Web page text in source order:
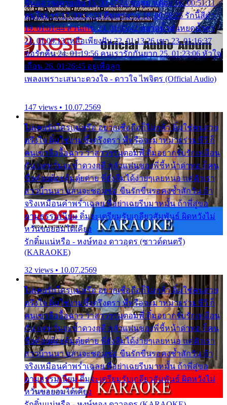
ฉันแล้วจงตายเสีย 15. 00:47:24 ขอสูมาเต๊อะ 16. 00:51:11
คนใจมาร 17. 00:54:50 คืนทรมาน 18. 00:58:25 รักนี้สีดำ
19. 01:01:44 ส่วนเกิน 20. 01:05:42 หยาดน้ำฝนหยดน้ำตา
21. 01:09:13 เหลือเพียงฝัน 22. 01:13:26 เขา 23. 01:16:37
ขอรักคืน 24. 01:19:56 คนเรารักกันยาก 25. 01:23:06 หัวใจ
เถื่อน 26. 01:26:45 อยู่เพื่อลูก
เพลงเพราะเสนาะดวงใจ - ดาวใจ ไพจิตร (Official Audio)
147 views • 10.07.2569
ไม่เคยรักใครแน่หรือ อยากเชื่อถือก็ไม่กล้า ติ๋มใช่คนสวย
ตรึงใจ ติ๋มใช่งามซึ้งตรึงตรา พี่หรือจะมาหมายร่วมชีวี ก็
คนเขาลืออื้อฉาว ว่าสาวๆรุมตอมพี่ ติ๋มอยากรับรักเหมือน
กัน แต่หวั่นจะช้ำดวงฤดี กลัวแฟนของพี่ชี้หน้าด่าทอ ก็คน
ชื่อต๋อยต้อยตุ้มตุ๋ยต่าย พี่ยังลืมได้ง่ายๆเลยหนอ แค่ตัวเรา
สาวบ้านนา แสนจะซอมซ่อ ขืนรักขืนรอคงช้ำสักวัน ถ้า
จริงเหมือนคำพร่ำเฉลย พี่อย่าเฉยรีบมาหมั้น ถ้าพี่สู่ขอ
ตามธรรมเนียม ติ๋มจะเตรียมรับเกลียวสัมพันธ์ ผิดหวังไม่
หวั่นขอยอมได้เคียง
รักติ๋มแน่หรือ - หงษ์ทอง ดาวอุดร (ซาวด์ดนตรี)
(KARAOKE)
32 views • 10.07.2569
ไม่เคยรักใครแน่หรือ อยากเชื่อถือก็ไม่กล้า ติ๋มใช่คนสวย
ตรึงใจ ติ๋มใช่งามซึ้งตรึงตรา พี่หรือจะมาหมายร่วมชีวี ก็
คนเขาลืออื้อฉาว ว่าสาวๆรุมตอมพี่ ติ๋มอยากรับรักเหมือน
กัน แต่หวั่นจะช้ำดวงฤดี กลัวแฟนของพี่ชี้หน้าด่าทอ ก็คน
ชื่อต๋อยต้อยตุ้มตุ๋ยต่าย พี่ยังลืมได้ง่ายๆเลยหนอ แค่ตัวเรา
สาวบ้านนา แสนจะซอมซ่อ ขืนรักขืนรอคงช้ำสักวัน ถ้า
จริงเหมือนคำพร่ำเฉลย พี่อย่าเฉยรีบมาหมั้น ถ้าพี่สู่ขอ
ตามธรรมเนียม ติ๋มจะเตรียมรับเกลียวสัมพันธ์ ผิดหวังไม่
หวั่นขอยอมได้เคียง